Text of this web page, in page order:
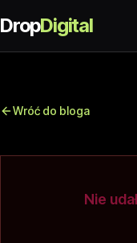
DropDigital
Wróć do bloga
Nie